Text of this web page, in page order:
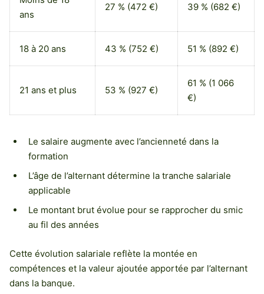
ans
27 % (472 €) 39 % (682 €)
18 à 20 ans 43 % (752 €) 51 % (892 €)
21 ans et plus 53 % (927 €)
61 % (1 066
€)
Le salaire augmente avec l’ancienneté dans la
formation
L’âge de l’alternant détermine la tranche salariale
applicable
Le montant brut évolue pour se rapprocher du smic
au fil des années
Cette évolution salariale reflète la montée en
compétences et la valeur ajoutée apportée par l’alternant
dans la banque.